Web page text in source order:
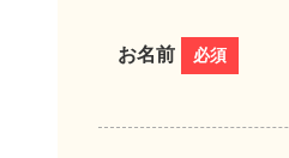
お名前 必須